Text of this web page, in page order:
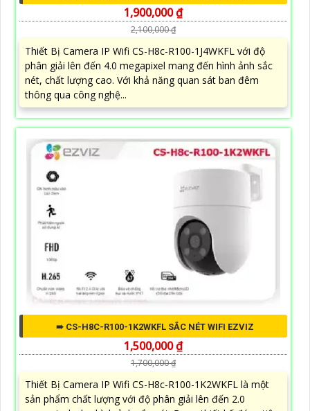
1,900,000 ₫
2,100,000 ₫
Thiết Bị Camera IP Wifi CS-H8c-R100-1J4WKFL với độ
phân giải lên đến 4.0 megapixel mang đến hình ảnh sắc
nét, chất lượng cao. Với khả năng quan sát ban đêm
thông qua công nghệ...
➠ CS-H8C-R100-1K2WKFL SẮC NÉT WIFI EZVIZ
1,500,000 ₫
1,700,000 ₫
Thiết Bị Camera IP Wifi CS-H8c-R100-1K2WKFL là một
sản phẩm chất lượng với độ phân giải lên đến 2.0